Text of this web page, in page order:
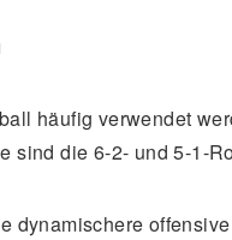
häufig verwendet
sind die 6-2- und 5-1-
dynamischere